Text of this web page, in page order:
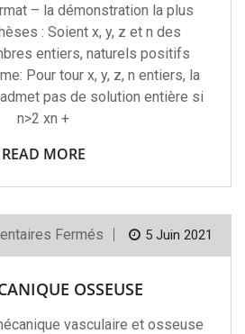
– la démonstration la plus
: Soient x, y, z et n des
entiers, naturels positifs
Pour tour x, y, z, n entiers, la
pas de solution entière si
n>2 xn +
READ MORE
FermésSur
OSSEUSE
5 Juin 2021
OSSEUSE
vasculaire et osseuse